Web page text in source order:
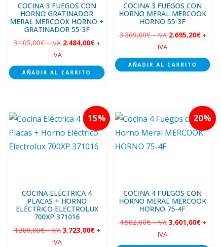
COCINA 3 FUEGOS CON
HORNO GRATINADOR
MERAL MERCOOK HORNO +
GRATINADOR 55-3F
3.105,00€ + IVA 2.484,00€ +
IVA
AÑADIR AL CARRITO
COCINA 3 FUEGOS CON
HORNO MERAL MERCOOK
HORNO 55-3F
3.369,00€ + IVA 2.695,20€ +
IVA
AÑADIR AL CARRITO
15
COCINA ELÉCTRICA 4
PLACAS + HORNO
ELÉCTRICO ELECTROLUX
700XP 371016
4.380,00€ + IVA 3.723,00€ +
IVA
20
COCINA 4 FUEGOS CON
HORNO MERAL MERCOOK
HORNO 75-4F
4.502,00€ + IVA 3.601,60€ +
IVA